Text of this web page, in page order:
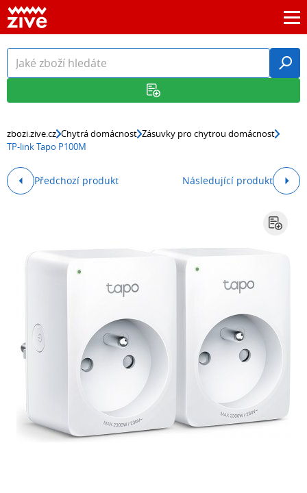
zbozi.zive.cz Chytrá domácnost Zásuvky pro chytrou domácnost
TP-link Tapo P100M
Předchozí produkt Následující produkt